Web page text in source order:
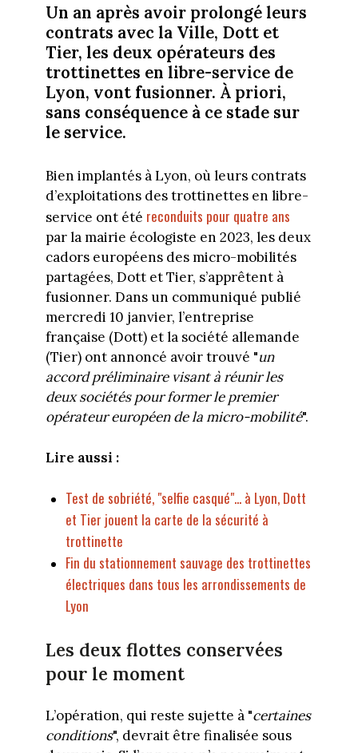
Un an après avoir prolongé leurs
contrats avec la Ville, Dott et
Tier, les deux opérateurs des
trottinettes en libre-service de
Lyon, vont fusionner. À priori,
sans conséquence à ce stade sur
le service.
Bien implantés à Lyon, où leurs contrats
d’exploitations des trottinettes en libre-
service ont été reconduits pour quatre ans
par la mairie écologiste en 2023, les deux
cadors européens des micro-mobilités
partagées, Dott et Tier, s’apprêtent à
fusionner. Dans un communiqué publié
mercredi 10 janvier, l’entreprise
française (Dott) et la société allemande
(Tier) ont annoncé avoir trouvé "un
accord préliminaire visant à réunir les
deux sociétés pour former le premier
opérateur européen de la micro-mobilité".
Lire aussi :
Test de sobriété, "selfie casqué"... à Lyon, Dott
et Tier jouent la carte de la sécurité à
trottinette
Fin du stationnement sauvage des trottinettes
électriques dans tous les arrondissements de
Lyon
Les deux flottes conservées
pour le moment
L’opération, qui reste sujette à "certaines
conditions", devrait être finalisée sous